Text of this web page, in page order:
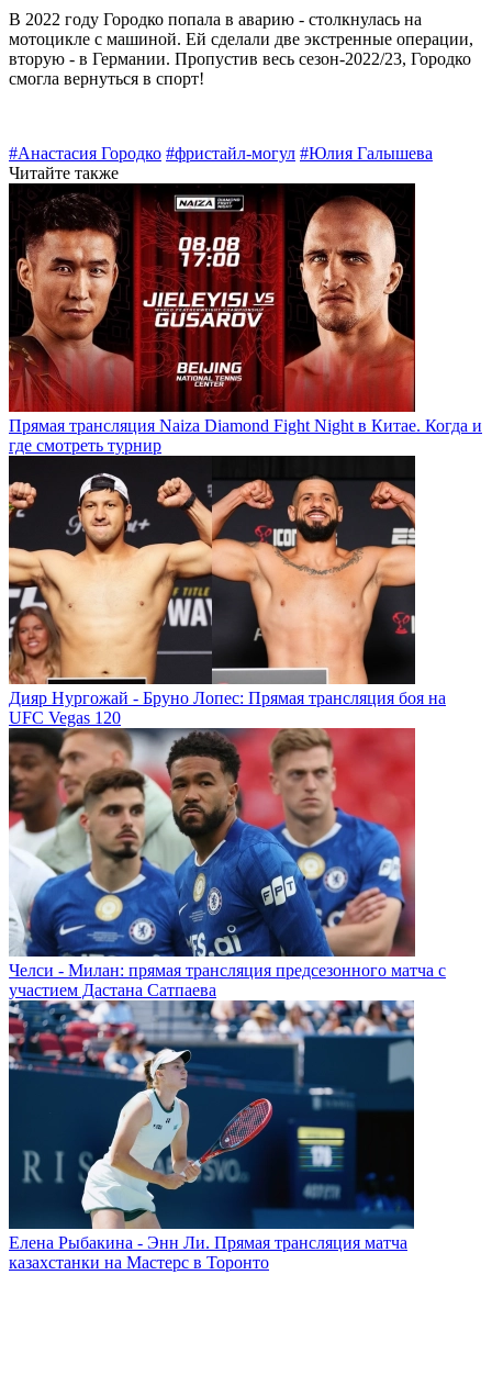
В 2022 году Городко попала в аварию - столкнулась на
мотоцикле с машиной. Ей сделали две экстренные операции,
вторую - в Германии. Пропустив весь сезон-2022/23, Городко
смогла вернуться в спорт!
#Анастасия Городко #фристайл-могул #Юлия Галышева
Читайте также
Прямая трансляция Naiza Diamond Fight Night в Китае. Когда и
где смотреть турнир
Дияр Нургожай - Бруно Лопес: Прямая трансляция боя на
UFC Vegas 120
Челси - Милан: прямая трансляция предсезонного матча с
участием Дастана Сатпаева
Елена Рыбакина - Энн Ли. Прямая трансляция матча
казахстанки на Мастерс в Торонто